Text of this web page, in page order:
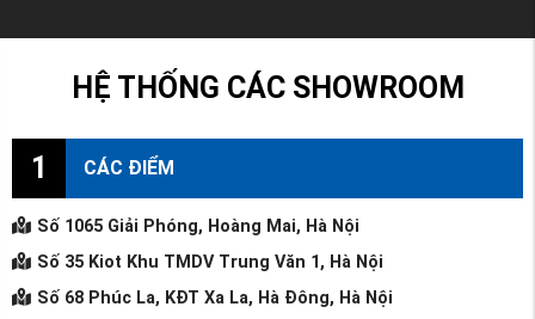
HỆ THỐNG CÁC SHOWROOM
1 CÁC ĐIỂM
Số 1065 Giải Phóng, Hoàng Mai, Hà Nội
Số 35 Kiot Khu TMDV Trung Văn 1, Hà Nội
Số 68 Phúc La, KĐT Xa La, Hà Đông, Hà Nội